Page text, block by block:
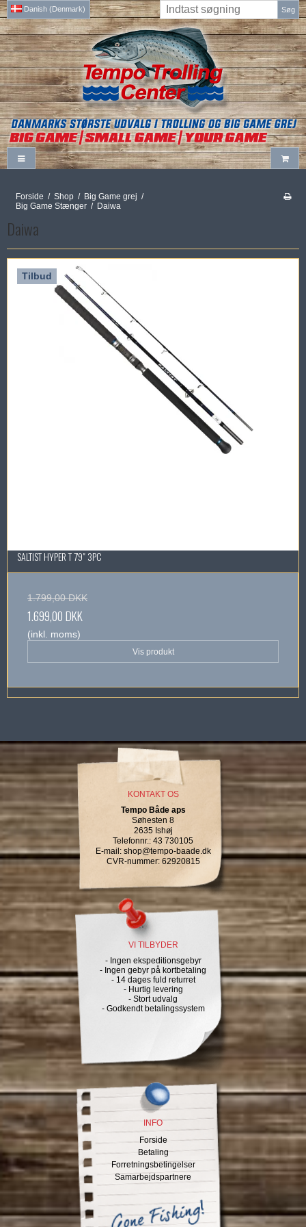
Danish (Denmark) Søg
Forside / Shop / Big Game grej /
Big Game Stænger / Daiwa
Daiwa
Tilbud
SALTIST HYPER T 7'9" 3PC
1.799,00 DKK
1.699,00 DKK
(inkl. moms)
Vis produkt
KONTAKT OS
Tempo Både aps
Søhesten 8
2635 Ishøj
Telefonnr. : 43 730105
E-mail: shop@tempo-baade.dk
CVR-nummer:62920815
VI TILBYDER
- Ingen ekspeditionsgebyr
- Ingen gebyr på kortbetaling
- 14 dages fuld returret
- Hurtig levering
- Stort udvalg
- Godkendt betalingssystem
INFO
Forside
Betaling
Forretningsbetingelser
Samarbejdspartnere